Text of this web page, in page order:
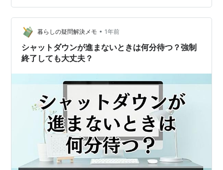
てありがとうございます。
暮らしの疑問解決メモ • 1年前
シャットダウンが進まないときは何分待つ？強制
終了しても大丈夫？